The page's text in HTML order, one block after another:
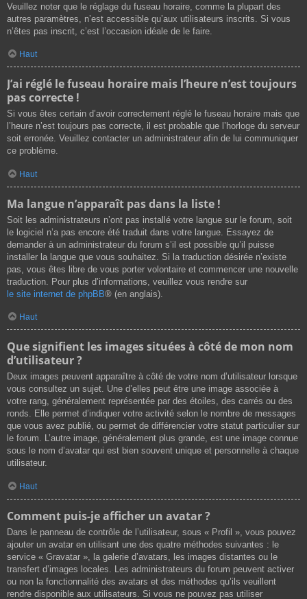
Veuillez noter que le réglage du fuseau horaire, comme la plupart des
autres paramètres, n’est accessible qu’aux utilisateurs inscrits. Si vous
n’êtes pas inscrit, c’est l’occasion idéale de le faire.
Haut
J’ai réglé le fuseau horaire mais l’heure n’est toujours
pas correcte !
Si vous êtes certain d’avoir correctement réglé le fuseau horaire mais que
l’heure n’est toujours pas correcte, il est probable que l’horloge du serveur
soit erronée. Veuillez contacter un administrateur afin de lui communiquer
ce problème.
Haut
Ma langue n’apparaît pas dans la liste !
Soit les administrateurs n’ont pas installé votre langue sur le forum, soit
le logiciel n’a pas encore été traduit dans votre langue. Essayez de
demander à un administrateur du forum s’il est possible qu’il puisse
installer la langue que vous souhaitez. Si la traduction désirée n’existe
pas, vous êtes libre de vous porter volontaire et commencer une nouvelle
traduction. Pour plus d’informations, veuillez vous rendre sur
le site internet de phpBB® (en anglais).
Haut
Que signifient les images situées à côté de mon nom
d’utilisateur ?
Deux images peuvent apparaître à côté de votre nom d’utilisateur lorsque
vous consultez un sujet. Une d’elles peut être une image associée à
votre rang, généralement représentée par des étoiles, des carrés ou des
ronds. Elle permet d’indiquer votre activité selon le nombre de messages
que vous avez publié, ou permet de différencier votre statut particulier sur
le forum. L’autre image, généralement plus grande, est une image connue
sous le nom d’avatar qui est bien souvent unique et personnelle à chaque
utilisateur.
Haut
Comment puis-je afficher un avatar ?
Dans le panneau de contrôle de l’utilisateur, sous « Profil », vous pouvez
ajouter un avatar en utilisant une des quatre méthodes suivantes : le
service « Gravatar », la galerie d’avatars, les images distantes ou le
transfert d’images locales. Les administrateurs du forum peuvent activer
ou non la fonctionnalité des avatars et des méthodes qu’ils veuillent
rendre disponible aux utilisateurs. Si vous ne pouvez pas utiliser